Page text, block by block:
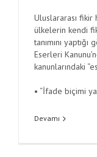
Uluslararası
ülkelerin kendi
tanımını
Eserleri
kanunlarındaki
• “İfade biçimi
Devamı